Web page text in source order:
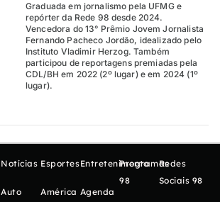
Graduada em jornalismo pela UFMG e
repórter da Rede 98 desde 2024.
Vencedora do 13° Prêmio Jovem Jornalista
Fernando Pacheco Jordão, idealizado pelo
Instituto Vladimir Herzog. Também
participou de reportagens premiadas pela
CDL/BH em 2022 (2º lugar) e em 2024 (1º
lugar).
Notícias
Auto
Esportes
América
Entretenimento
Agenda
Programas
98
Redes
Sociais 98